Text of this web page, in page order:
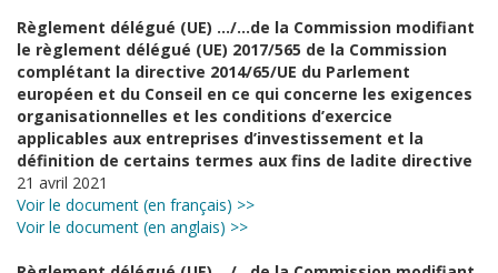
Règlement délégué (UE) …/…de la Commission modifiant
le règlement délégué (UE) 2017/565 de la Commission
complétant la directive 2014/65/UE du Parlement
européen et du Conseil en ce qui concerne les exigences
organisationnelles et les conditions d’exercice
applicables aux entreprises d’investissement et la
définition de certains termes aux fins de ladite directive
21 avril 2021
Voir le document (en français) >>
Voir le document (en anglais) >>